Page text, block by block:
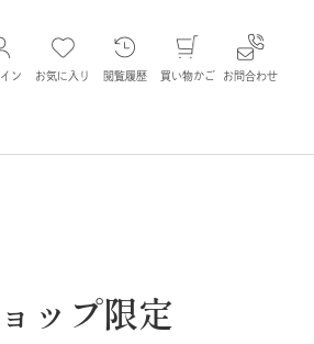
ン お気に入り 閲覧履歴 買い物かご お問合わせ
ップ限定